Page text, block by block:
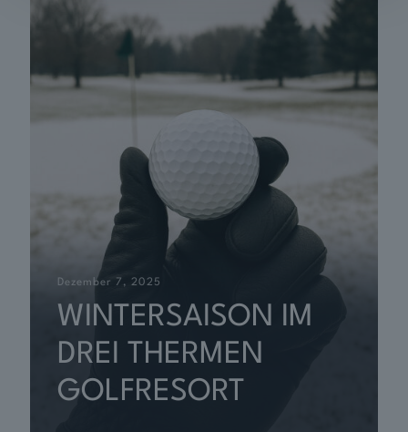
Dezember 7, 2025
WINTERSAISON IM
DREI THERMEN
GOLFRESORT